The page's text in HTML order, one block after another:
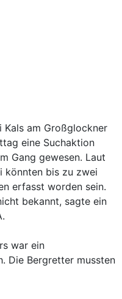
Kals am Großglockner
eine Suchaktion
Gang gewesen. Laut
könnten bis zu zwei
erfasst worden sein.
bekannt, sagte ein
war ein
Die Bergretter mussten